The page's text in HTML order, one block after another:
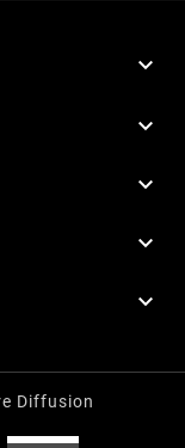





Diffusion